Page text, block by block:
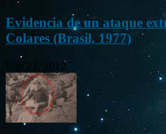
Evidencia de un ataque
Colares (Brasil, 1977)
Ene 21, 2012